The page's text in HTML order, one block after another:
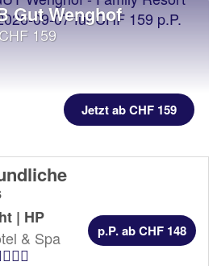
Gut Wenghof
159
Jetzt ab CHF 159
| HP
& Spa
Hotel Kategorien
p.P. ab CHF 148